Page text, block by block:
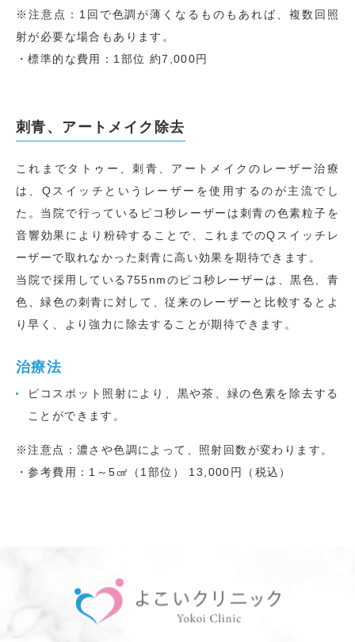
※注意点：1回で色調が薄くなるものもあれば、複数回照
射が必要な場合もあります。
・標準的な費用：1部位 約7,000円
刺青、アートメイク除去
これまでタトゥー、刺青、アートメイクのレーザー治療
は、Qスイッチというレーザーを使用するのが主流でし
た。当院で行っているピコ秒レーザーは刺青の色素粒子を
音響効果により粉砕することで、これまでのQスイッチレ
ーザーで取れなかった刺青に高い効果を期待できます。
当院で採用している755nmのピコ秒レーザーは、黒色、青
色、緑色の刺青に対して、従来のレーザーと比較するとよ
り早く、より強力に除去することが期待できます。
治療法
ピコスポット照射により、黒や茶、緑の色素を除去する
ことができます。
※注意点：濃さや色調によって、照射回数が変わります。
・参考費用：1～5㎠（1部位） 13,000円（税込）